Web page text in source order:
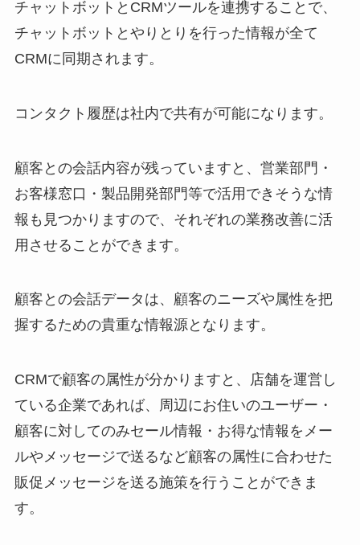
チャットボットとCRMツールを連携することで、
チャットボットとやりとりを行った情報が全て
CRMに同期されます。
コンタクト履歴は社内で共有が可能になります。
顧客との会話内容が残っていますと、営業部門・
お客様窓口・製品開発部門等で活用できそうな情
報も見つかりますので、それぞれの業務改善に活
用させることができます。
顧客との会話データは、顧客のニーズや属性を把
握するための貴重な情報源となります。
CRMで顧客の属性が分かりますと、店舗を運営し
ている企業であれば、周辺にお住いのユーザー・
顧客に対してのみセール情報・お得な情報をメー
ルやメッセージで送るなど顧客の属性に合わせた
販促メッセージを送る施策を行うことができま
す。